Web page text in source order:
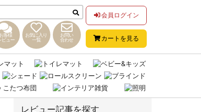
お客様
ビュー
お気に入り
一覧
お問い
合わせ
会員ログイン
カートを見る
レビュー記事を探す